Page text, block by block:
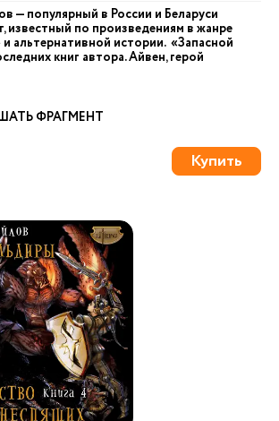
— популярный в России и Беларуси
известный по произведениям в жанре
альтернативной истории. «Запасной
книг автора. Айвен, герой
ФРАГМЕНТ
Купить